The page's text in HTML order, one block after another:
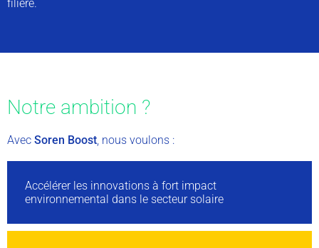
filière.
Notre ambition ?
Avec Soren Boost, nous voulons :
Accélérer les innovations à fort impact
environnemental dans le secteur solaire